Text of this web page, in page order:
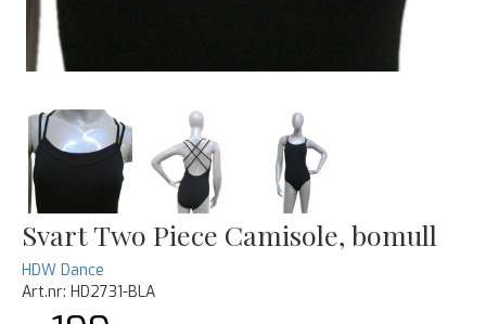
Svart Two Piece Camisole, bomull
HDW Dance
Art.nr: HD2731-BLA